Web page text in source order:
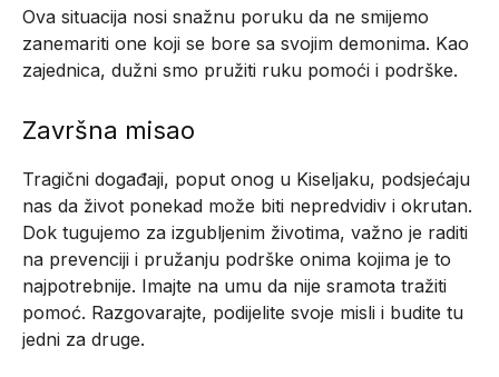
Ova situacija nosi snažnu poruku da ne smijemo
zanemariti one koji se bore sa svojim demonima. Kao
zajednica, dužni smo pružiti ruku pomoći i podrške.
Završna misao
Tragični događaji, poput onog u Kiseljaku, podsjećaju
nas da život ponekad može biti nepredvidiv i okrutan.
Dok tugujemo za izgubljenim životima, važno je raditi
na prevenciji i pružanju podrške onima kojima je to
najpotrebnije. Imajte na umu da nije sramota tražiti
pomoć. Razgovarajte, podijelite svoje misli i budite tu
jedni za druge.